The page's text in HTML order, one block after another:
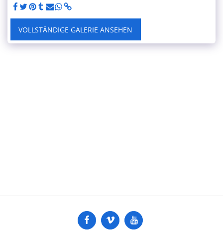
VOLLSTÄNDIGE GALERIE ANSEHEN